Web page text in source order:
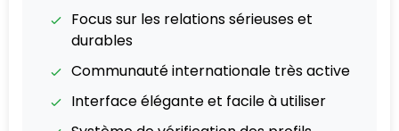
Focus sur les relations sérieuses et
durables
Communauté internationale très active
Interface élégante et facile à utiliser